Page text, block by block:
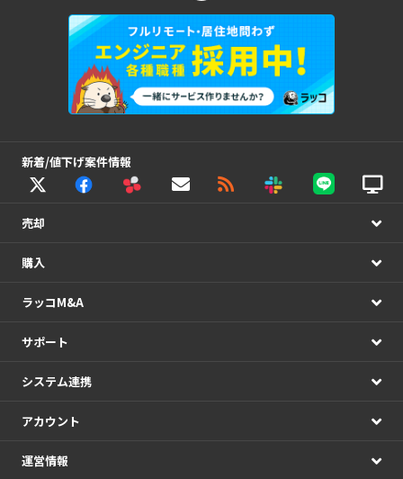
新着/値下げ案件情報
売却
購入
ラッコM&A
サポート
システム連携
アカウント
運営情報